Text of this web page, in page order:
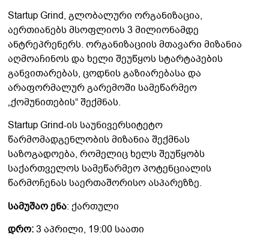
Startup Grind, გლობალური ორგანიზაცია,
აერთიანებს მსოფლიოს 3 მილიონამდე
ანტრეპრენერს. ორგანიზაციის მთავარი მიზანია
აღმოაჩინოს და ხელი შეუწყოს სტარტაპების
განვითარებას, ცოდნის გაზიარებასა და
არაფორმალურ გარემოში სამეწარმეო
„ქომუნითების“ შექმნას.
Startup Grind-ის საუნივერსიტეტო
წარმომადგენლობის მიზანია შექმნას
საზოგადოება, რომელიც ხელს შეუწყობს
საქართველოს სამეწარმეო პოტენციალის
წარმოჩენას საერთაშორისო ასპარეზზე.
სამუშაო ენა: ქართული
დრო:3 აპრილი, 19:00 საათი